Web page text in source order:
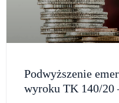
Podwyższenie
wyroku TK 140/20 – pomagamy w